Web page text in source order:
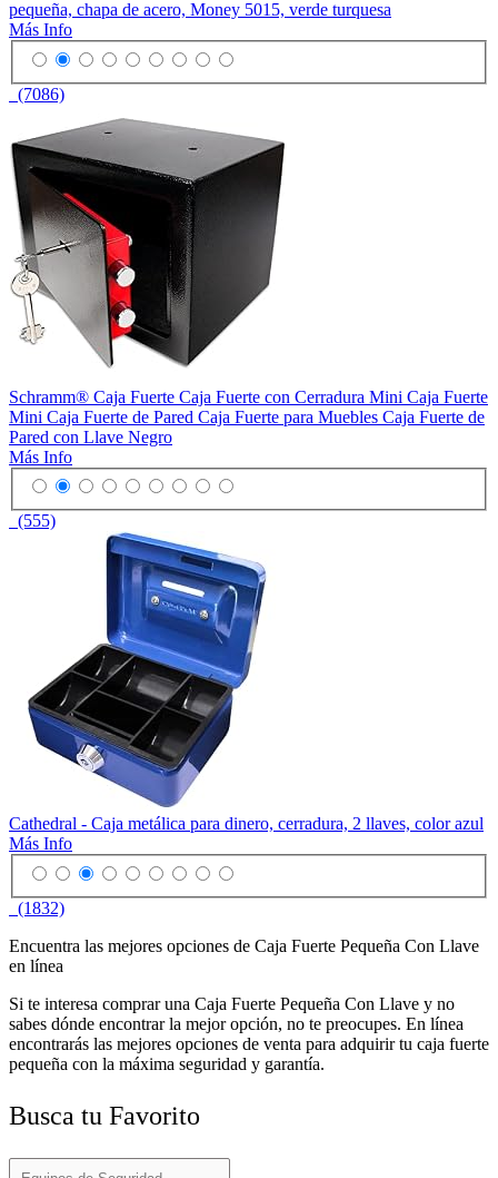
pequeña, chapa de acero, Money 5015, verde turquesa
Más Info
(7086)
Schramm® Caja Fuerte Caja Fuerte con Cerradura Mini Caja Fuerte
Mini Caja Fuerte de Pared Caja Fuerte para Muebles Caja Fuerte de
Pared con Llave Negro
Más Info
(555)
Cathedral - Caja metálica para dinero, cerradura, 2 llaves, color azul
Más Info
(1832)
Encuentra las mejores opciones de Caja Fuerte Pequeña Con Llave
en línea
Si te interesa comprar una Caja Fuerte Pequeña Con Llave y no
sabes dónde encontrar la mejor opción, no te preocupes. En línea
encontrarás las mejores opciones de venta para adquirir tu caja fuerte
pequeña con la máxima seguridad y garantía.
Busca tu Favorito